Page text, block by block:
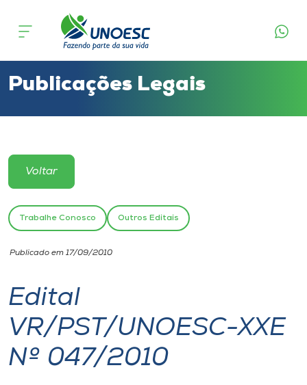
Cursos
Atendimento ao Estudante
Portal de Ensino
Unoesc
Internacionalização
I.nova
Publicações Legais
Voltar
Trabalhe Conosco Outros Editais
Publicado em 17/09/2010
Edital
VR/PST/UNOESC-XXE
Nº 047/2010